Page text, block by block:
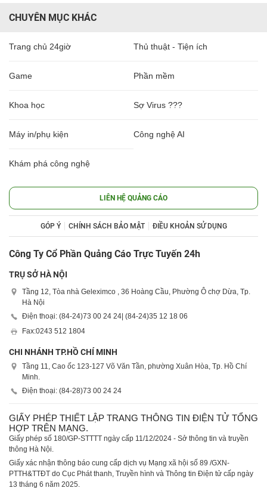
CHUYÊN MỤC KHÁC
Trang chủ 24giờ Thủ thuật - Tiện ích
Game Phần mềm
Khoa học Sợ Virus ???
Máy in/phụ kiện Công nghệ AI
Khám phá công nghệ
LIÊN HỆ QUẢNG CÁO
GÓP Ý CHÍNH SÁCH BẢO MẬT ĐIỀU KHOẢN SỬ DỤNG
Công Ty Cổ Phần Quảng Cáo Trực Tuyến 24h
TRỤ SỞ HÀ NỘI
Tầng 12, Tòa nhà Geleximco , 36 Hoàng Cầu, Phường Ô chợ Dừa, Tp.
Hà Nội
Điện thoại: (84-24)73 00 24 24| (84-24)35 12 18 06
Fax:0243 512 1804
CHI NHÁNH TP.HỒ CHÍ MINH
Tầng 11, Cao ốc 123-127 Võ Văn Tần, phường Xuân Hòa, Tp. Hồ Chí
Minh.
Điện thoại: (84-28)73 00 24 24
GIẤY PHÉP THIẾT LẬP TRANG THÔNG TIN ĐIỆN TỬ TỔNG
HỢP TRÊN MẠNG.
Giấy phép số 180/GP-STTTT ngày cấp 11/12/2024 - Sở thông tin và truyền
thông Hà Nội.
Giấy xác nhận thông báo cung cấp dịch vụ Mạng xã hội số 89 /GXN-
PTTH&TTĐT do Cục Phát thanh, Truyền hình và Thông tin Điện tử cấp ngày
13 tháng 6 năm 2025.